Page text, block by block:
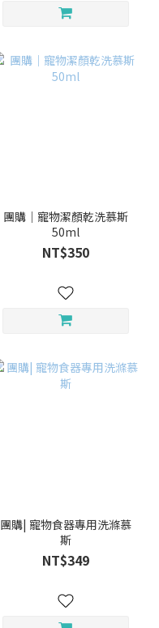
團購｜寵物潔顏乾洗慕斯
50ml
NT$350
團購| 寵物食器專用洗滌慕
斯
NT$349